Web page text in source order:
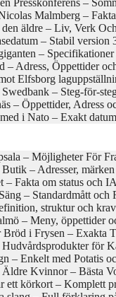
Malmberg –
äldre – Liv, Verk
– Stabil version
–
– Adress, Öppettider
Elfsborg
– Steg-för-
– Öppettider, Adress
i Nato – Exakt
– Möjligheter För
– Adresser,
– Fakta om status och
– Standardmått och
struktur och krav
– Meny, öppettider
i Frysen – Exakta
för
– Enkelt med Potatis
Kvinnor – Bästa
ett körkort – Komplett